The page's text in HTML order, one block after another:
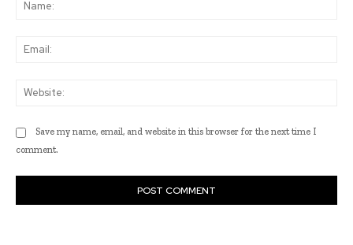
Save my name, email, and website in this browser for the next time I
comment.